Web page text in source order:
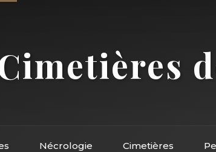
Nécrologie Cimetières